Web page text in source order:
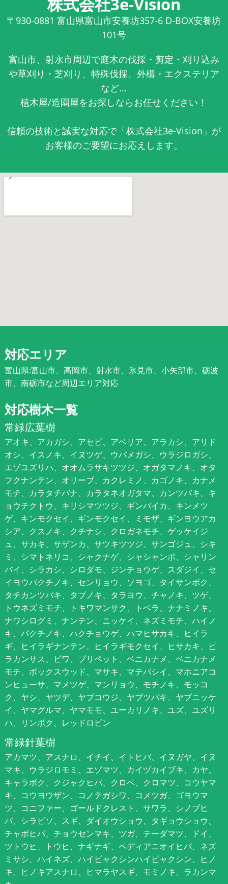
〒930-0881 富山県富山市安養坊357-6 D-BOX安養坊
101号
富山市、射水市周辺で庭木の伐採・剪定・刈り込み
や草刈り・芝刈り、特殊伐採、外構・エクステリア
など...
植木屋/造園屋をお探しならお任せください！
信頼の技術と誠実な対応で「株式会社3e-Vision」が
お客様のご要望にお応えします。
対応エリア
富山県:富山市、高岡市、射水市、氷見市、小矢部市、砺波
市、南砺市など周辺エリア対応
対応樹木一覧
常緑広葉樹
アオキ、アカガシ、アセビ、アベリア、アラカシ、アリド
オシ、イスノキ、イヌツゲ、ウバメガシ、ウラジロガシ、
エゾユズリハ、オオムラサキツツジ、オガタマノキ、オタ
フクナンテン、オリーブ、カクレミノ、カゴノキ、カナメ
モチ、カラタチバナ、カラタネオガタマ、カンツバキ、キ
ョウチクトウ、キリシマツツジ、ギンバイカ、キンメツ
ゲ、キンモクセイ、ギンモクセイ、ミモザ、ギンヨウアカ
シア、クスノキ、クチナシ、クロガネモチ、ゲッケイジ
ュ、サカキ、サザンカ、サツキツツジ、サンゴジュ、シキ
ミ、シマトネリコ、シャクナゲ、シャシャンポ、シャリン
バイ、シラカシ、シロダモ、ジンチョウゲ、スダジイ、セ
イヨウバクチノキ、センリョウ、ソヨゴ、タイサンボク、
タチカンツバキ、タブノキ、タラヨウ、チャノキ、ツゲ、
トウネズミモチ、トキワマンサク、トベラ、ナナミノキ、
ナワシログミ、ナンテン、ニッケイ、ネズミモチ、ハイノ
キ、バクチノキ、ハクチョウゲ、ハマヒサカキ、ヒイラ
ギ、ヒイラギナンテン、ヒイラギモクセイ、ヒサカキ、ピ
ラカンサス、ビワ、プリペット、ベニカナメ、ベニカナメ
モチ、ボックスウッド、マサキ、マテバシイ、マホニアコ
ンヒューサ、マメツゲ、マンリョウ、モチノキ、モッコ
ク、ヤシ、ヤツデ、ヤブコウジ、ヤブツバキ、ヤブニッケ
イ、ヤマグルマ、ヤマモモ、ユーカリノキ、ユズ、ユズリ
ハ、リンボク、レッドロビン
常緑針葉樹
アカマツ、アスナロ、イチイ、イトヒバ、イヌガヤ、イヌ
マキ、ウラジロモミ、エゾマツ、カイヅカイブキ、カヤ、
キャラボク、クジャクヒバ、クロベ、クロマツ、コウヤマ
キ、コウヨウザン、コノテガシワ、コメツガ、ゴヨウマ
ツ、コニファー、ゴールドクレスト、サワラ、シノブヒ
バ、シラビソ、スギ、ダイオウショウ、タギョウショウ、
チャボヒバ、チョウセンマキ、ツガ、テーダマツ、ドイ、
ツトウヒ、トウヒ、ナギナギ、ペディアニオイヒバ、ネズ
ミサシ、ハイネズ、ハイビャクシンハイビャクシン、ヒノ
キ、ヒノキアスナロ、ヒマラヤスギ、モミノキ、ラカンマ